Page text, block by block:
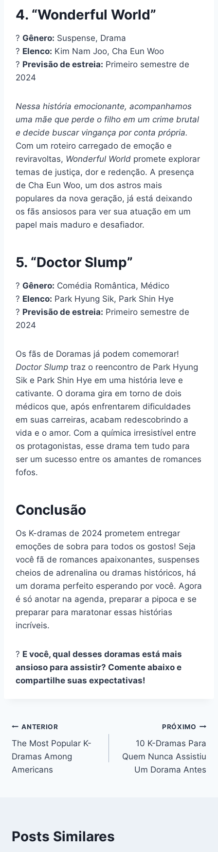
4. “Wonderful World”
? Gênero: Suspense, Drama
? Elenco: Kim Nam Joo, Cha Eun Woo
? Previsão de estreia: Primeiro semestre de
2024
Nessa história emocionante, acompanhamos
uma mãe que perde o filho em um crime brutal
e decide buscar vingança por conta própria.
Com um roteiro carregado de emoção e
reviravoltas, Wonderful World promete explorar
temas de justiça, dor e redenção. A presença
de Cha Eun Woo, um dos astros mais
populares da nova geração, já está deixando
os fãs ansiosos para ver sua atuação em um
papel mais maduro e desafiador.
5. “Doctor Slump”
? Gênero: Comédia Romântica, Médico
? Elenco: Park Hyung Sik, Park Shin Hye
? Previsão de estreia: Primeiro semestre de
2024
Os fãs de Doramas já podem comemorar!
Doctor Slump traz o reencontro de Park Hyung
Sik e Park Shin Hye em uma história leve e
cativante. O dorama gira em torno de dois
médicos que, após enfrentarem dificuldades
em suas carreiras, acabam redescobrindo a
vida e o amor. Com a química irresistível entre
os protagonistas, esse drama tem tudo para
ser um sucesso entre os amantes de romances
fofos.
Conclusão
Os K-dramas de 2024 prometem entregar
emoções de sobra para todos os gostos! Seja
você fã de romances apaixonantes, suspenses
cheios de adrenalina ou dramas históricos, há
um dorama perfeito esperando por você. Agora
é só anotar na agenda, preparar a pipoca e se
preparar para maratonar essas histórias
incríveis.
? E você, qual desses doramas está mais
ansioso para assistir? Comente abaixo e
compartilhe suas expectativas!
Navegação
de
Post
ANTERIOR
The Most Popular K-
Dramas Among
Americans
PRÓXIMO
10 K-Dramas Para
Quem Nunca Assistiu
Um Dorama Antes
Posts Similares